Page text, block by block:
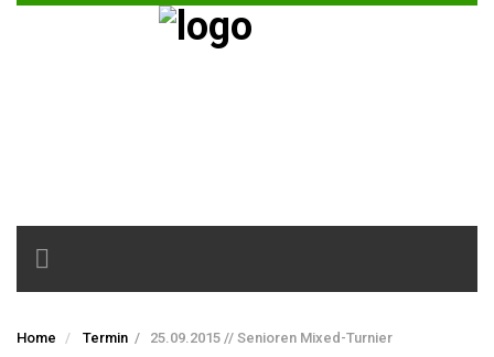
Toggle
navigation
Home Termin / 25.09.2015 // Senioren Mixed-Turnier